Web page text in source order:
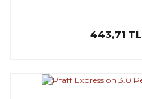
443,71 TL